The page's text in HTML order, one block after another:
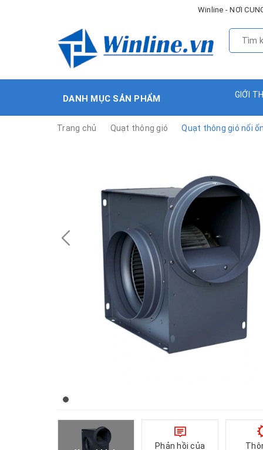
Winline - NƠI
DANH MỤC SẢN PHẨM GIỚI
Trang chủ Quạt thông gió Quạt thông gió nối
Phản hồi của